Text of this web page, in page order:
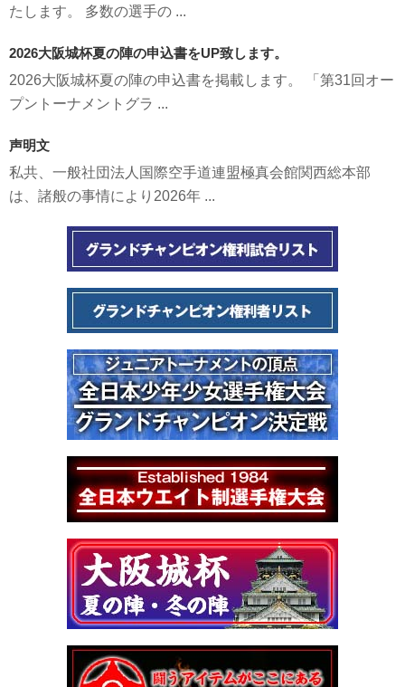
たします。 多数の選手の ...
2026大阪城杯夏の陣の申込書をUP致します。
2026大阪城杯夏の陣の申込書を掲載します。 「第31回オー
プントーナメントグラ ...
声明文
私共、一般社団法人国際空手道連盟極真会館関西総本部
は、諸般の事情により2026年 ...